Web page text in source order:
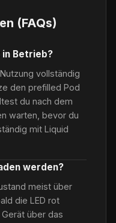
(FAQs)
in Betrieb?
vollständig
den prefilled Pod
du nach dem
warten, bevor du
mit Liquid
werden?
meist über
die LED rot
über das